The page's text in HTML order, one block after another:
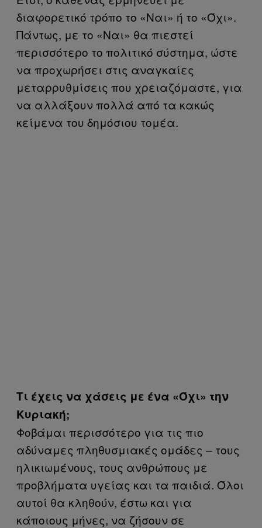
διαφορετικό τρόπο το «Ναι» ή το «Όχι».
Πάντως, με το «Ναι» θα πιεστεί
περισσότερο το πολιτικό σύστημα, ώστε
να προχωρήσει στις αναγκαίες
μεταρρυθμίσεις που χρειαζόμαστε, για
να αλλάξουν πολλά από τα κακώς
κείμενα του δημόσιου τομέα.
Τι έχεις να χάσεις με ένα «Όχι» την
Κυριακή;
Φοβάμαι περισσότερο για τις πιο
αδύναμες πληθυσμιακές ομάδες – τους
ηλικιωμένους, τους ανθρώπους με
προβλήματα υγείας και τα παιδιά. Όλοι
αυτοί θα κληθούν, έστω και για
κάποιους μήνες, να ζήσουν σε